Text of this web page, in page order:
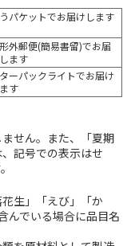
パケットでお届けします
外郵便(簡易書留)でお届
ます
ーパックライトでお届け
す
せん。また、「夏期
記号での表示はせ
生」「えび」「か
んでいる場合に品目名